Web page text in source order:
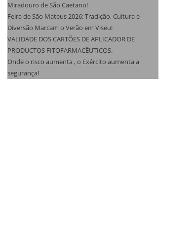
Miradouro de São Caetano!
Feira de São Mateus 2026: Tradição, Cultura e
Diversão Marcam o Verão em Viseu!
VALIDADE DOS CARTÕES DE APLICADOR DE
PRODUCTOS FITOFARMACÊUTICOS.
Onde o risco aumenta , o Exército aumenta a
segurança!